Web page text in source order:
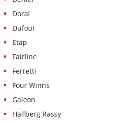
Doral
Dufour
Etap
Fairline
Ferretti
Four Winns
Galeon
Hallberg Rassy